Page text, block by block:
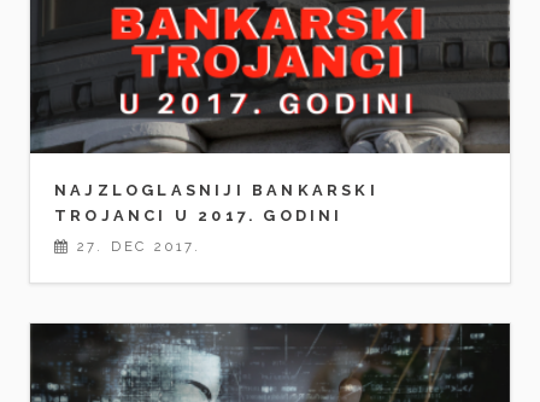
NAJZLOGLASNIJI BANKARSKI
TROJANCI U 2017. GODINI
27. DEC 2017.